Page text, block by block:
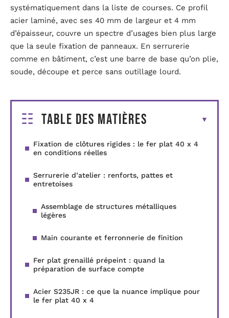
systématiquement dans la liste de courses. Ce profil
acier laminé, avec ses 40 mm de largeur et 4 mm
d’épaisseur, couvre un spectre d’usages bien plus large
que la seule fixation de panneaux. En serrurerie
comme en bâtiment, c’est une barre de base qu’on plie,
soude, découpe et perce sans outillage lourd.
Table des matières
Fixation de clôtures rigides : le fer plat 40 x 4
en conditions réelles
Serrurerie d’atelier : renforts, pattes et
entretoises
Assemblage de structures métalliques
légères
Main courante et ferronnerie de finition
Fer plat grenaillé prépeint : quand la
préparation de surface compte
Acier S235JR : ce que la nuance implique pour
le fer plat 40 x 4